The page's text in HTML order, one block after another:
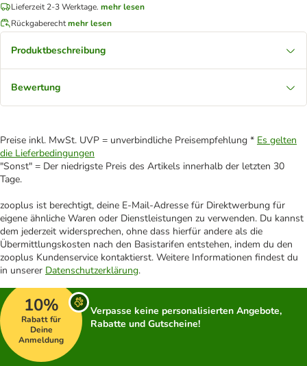
Lieferzeit 2-3 Werktage. mehr lesen
Rückgaberechtmehr lesen
Produktbeschreibung
Bewertung
Preise inkl. MwSt. UVP = unverbindliche Preisempfehlung * Es gelten
die Lieferbedingungen
"Sonst" = Der niedrigste Preis des Artikels innerhalb der letzten 30
Tage.
zooplus ist berechtigt, deine E-Mail-Adresse für Direktwerbung für
eigene ähnliche Waren oder Dienstleistungen zu verwenden. Du kannst
dem jederzeit widersprechen, ohne dass hierfür andere als die
Übermittlungskosten nach den Basistarifen entstehen, indem du den
zooplus Kundenservice kontaktierst. Weitere Informationen findest du
in unserer Datenschutzerklärung.
10%
Rabatt für
Deine
Anmeldung
Verpasse keine personalisierten Angebote,
Rabatte und Gutscheine!